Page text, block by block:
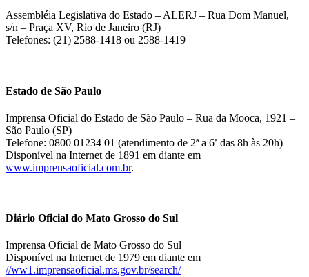
Assembléia Legislativa do Estado – ALERJ – Rua Dom Manuel,
s/n – Praça XV, Rio de Janeiro (RJ)
Telefones: (21) 2588-1418 ou 2588-1419
Estado de São Paulo
Imprensa Oficial do Estado de São Paulo – Rua da Mooca, 1921 –
São Paulo (SP)
Telefone: 0800 01234 01 (atendimento de 2ª a 6ª das 8h às 20h)
Disponível na Internet de 1891 em diante em
www.imprensaoficial.com.br.
Diário Oficial do Mato Grosso do Sul
Imprensa Oficial de Mato Grosso do Sul
Disponível na Internet de 1979 em diante em
//ww1.imprensaoficial.ms.gov.br/search/